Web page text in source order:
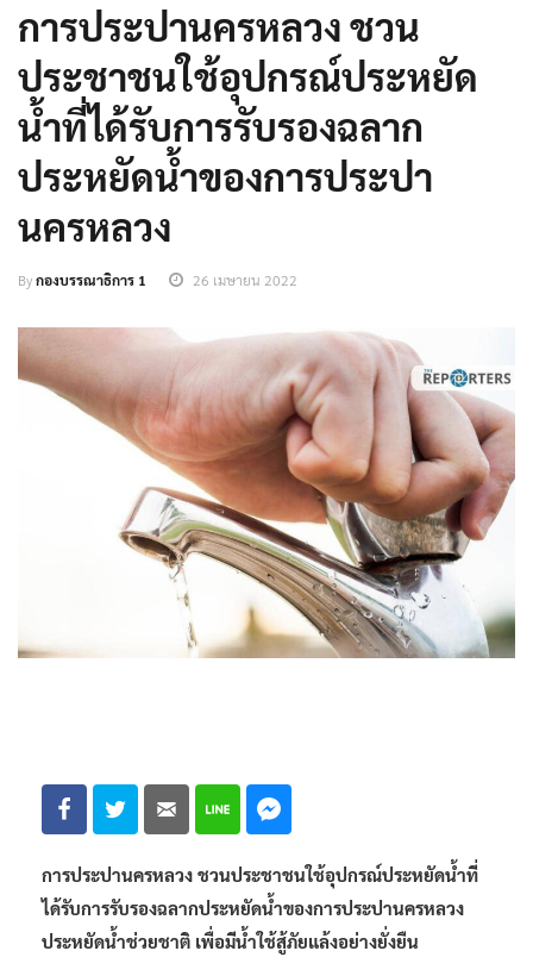
การประปานครหลวง ชวน
ประชาชนใช้อุปกรณ์ประหยัด
น้ำที่ได้รับการรับรองฉลาก
ประหยัดน้ำของการประปา
นครหลวง
Byกองบรรณาธิการ 1 26 เมษายน 2022
การประปานครหลวง ชวนประชาชนใช้อุปกรณ์ประหยัดน้ำที่
ได้รับการรับรองฉลากประหยัดน้ำของการประปานครหลวง
ประหยัดน้ำช่วยชาติ เพื่อมีน้ำใช้สู้ภัยแล้งอย่างยั่งยืน